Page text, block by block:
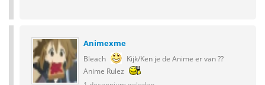
Animexme
Bleach
Kijk/Ken je de Anime er van ??
Anime Rulez